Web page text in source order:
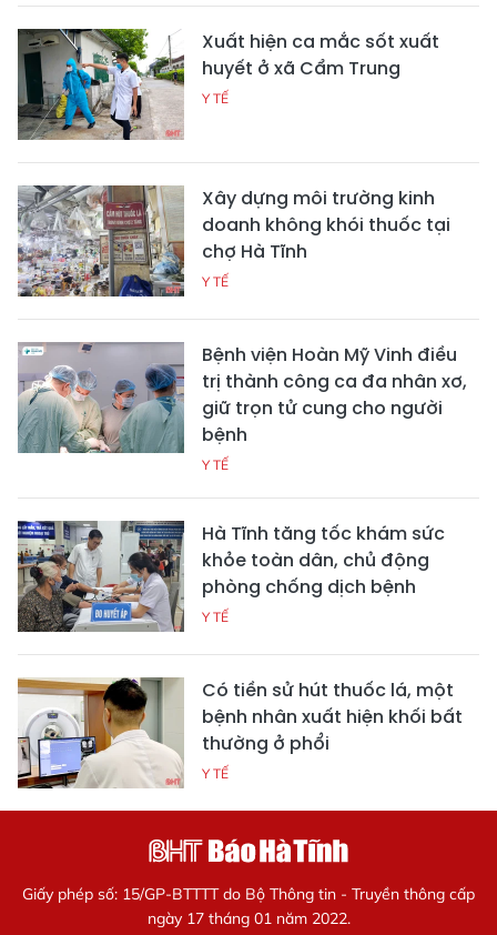
Xuất hiện ca mắc sốt xuất
huyết ở xã Cẩm Trung
Y TẾ
Xây dựng môi trường kinh
doanh không khói thuốc tại
chợ Hà Tĩnh
Y TẾ
Bệnh viện Hoàn Mỹ Vinh điều
trị thành công ca đa nhân xơ,
giữ trọn tử cung cho người
bệnh
Y TẾ
Hà Tĩnh tăng tốc khám sức
khỏe toàn dân, chủ động
phòng chống dịch bệnh
Y TẾ
Có tiền sử hút thuốc lá, một
bệnh nhân xuất hiện khối bất
thường ở phổi
Y TẾ
Giấy phép số: 15/GP-BTTTT do Bộ Thông tin - Truyền thông cấp
ngày 17 tháng 01 năm 2022.